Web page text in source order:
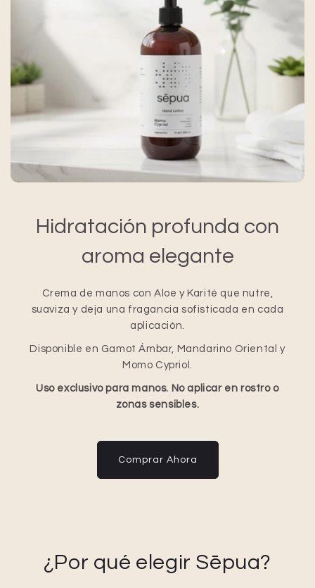
Hidratación profunda con
aroma elegante
Crema de manos con Aloe y Karité que nutre,
suaviza y deja una fragancia sofisticada en cada
aplicación.
Disponible en Gamot Ámbar, Mandarino Oriental y
Momo Cypriol.
Uso exclusivo para manos. No aplicar en rostro o
zonas sensibles.
Comprar Ahora
¿Por qué elegir Sēpua?